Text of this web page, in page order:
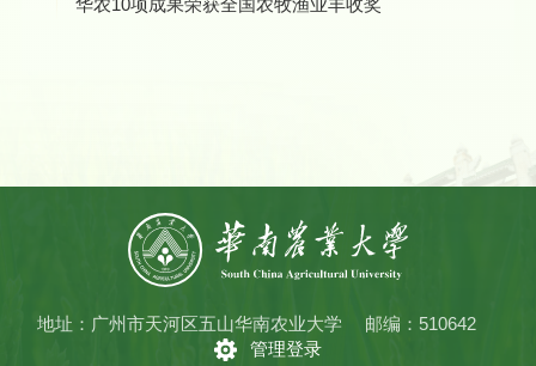
地址：广州市天河区五山华南农业大学
邮编：510642
管理登录